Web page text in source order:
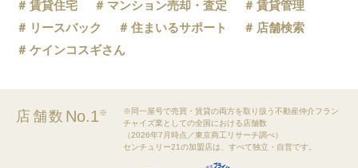
賃貸住宅
マンション売却・査定
賃貸管理
リースバック
住まいるサポート
店舗検索
ケインコスギさん
店舗数 No.1※
※同一屋号で売買・賃貸の両方を取り扱う不動産仲介フラン
チャイズ業としての全国における店舗数
（2026年7月時点／東京商工リサーチ調べ）
センチュリー21の加盟店は、すべて独立・自営です。